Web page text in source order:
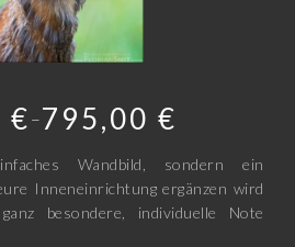
€ –795,00 €
Wandbild, sondern ein
Inneneinrichtung ergänzen wird
besondere, individuelle Note